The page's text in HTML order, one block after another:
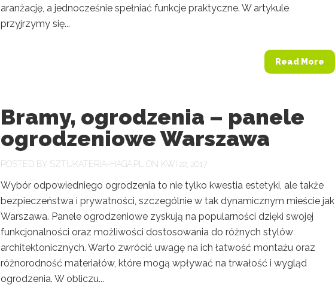
aranżację, a jednocześnie spełniać funkcje praktyczne. W artykule
przyjrzymy się...
Read More
Bramy, ogrodzenia – panele
ogrodzeniowe Warszawa
POSTED BY SZTUKATERIA-HAGA.PL ON KWI 22, 2017
Wybór odpowiedniego ogrodzenia to nie tylko kwestia estetyki, ale także
bezpieczeństwa i prywatności, szczególnie w tak dynamicznym mieście jak
Warszawa. Panele ogrodzeniowe zyskują na popularności dzięki swojej
funkcjonalności oraz możliwości dostosowania do różnych stylów
architektonicznych. Warto zwrócić uwagę na ich łatwość montażu oraz
różnorodność materiałów, które mogą wpływać na trwałość i wygląd
ogrodzenia. W obliczu...